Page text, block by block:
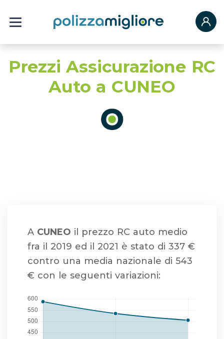
Prezzi Assicurazione RC
Auto a CUNEO
A CUNEO il prezzo RC auto medio
fra il 2019 ed il 2021 è stato di 337 €
contro una media nazionale di 543
€ con le seguenti variazioni: